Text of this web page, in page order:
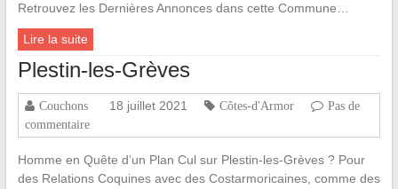
Retrouvez les Dernières Annonces dans cette Commune…
Lire la suite
Plestin-les-Grèves
Couchons 18 juillet 2021 Côtes-d'Armor
Pas de
commentaire
Homme en Quête d’un Plan Cul sur Plestin-les-Grèves ? Pour
des Relations Coquines avec des Costarmoricaines, comme des